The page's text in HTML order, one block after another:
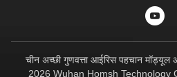
चीन अच्छी गुणवत्ता आईरिस पहचान मॉड्यूल
2026 Wuhan Homsh Technology